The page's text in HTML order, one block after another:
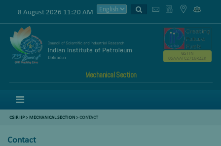
8 August 2026 11:20 AM
Mechanical Section
GSTIN
05AAATC2716R2ZK
CSIR IIP> MECHANICAL SECTION> CONTACT
Contact